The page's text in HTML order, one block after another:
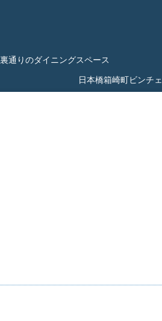
通りのダイニングスペース
日本橋箱崎町ビンチェ